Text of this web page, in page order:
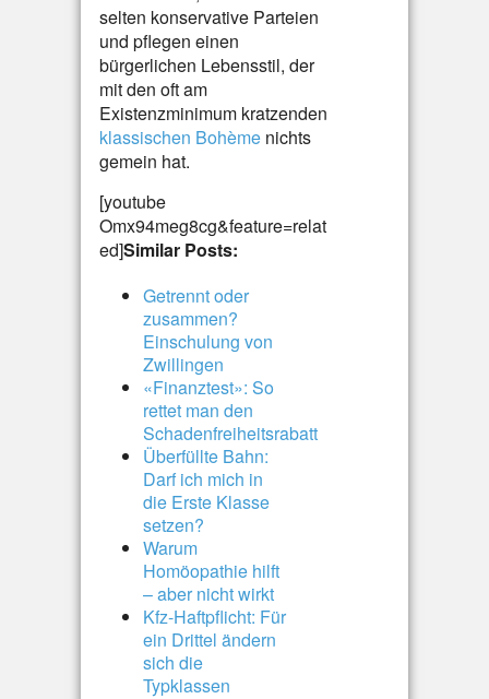
selten konservative Parteien
und pflegen einen
bürgerlichen Lebensstil, der
mit den oft am
Existenzminimum kratzenden
klassischen Bohème nichts
gemein hat.
[youtube
Omx94meg8cg&feature=relat
ed]Similar Posts:
Getrennt oder
zusammen?
Einschulung von
Zwillingen
«Finanztest»: So
rettet man den
Schadenfreiheitsrabatt
Überfüllte Bahn:
Darf ich mich in
die Erste Klasse
setzen?
Warum
Homöopathie hilft
– aber nicht wirkt
Kfz-Haftpflicht: Für
ein Drittel ändern
sich die
Typklassen